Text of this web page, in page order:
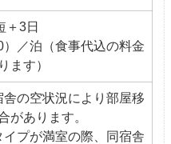
＋3日
）／泊（食事代込の料金
ます）
の空状況により部屋移
があります。
プが満室の際、同宿舎